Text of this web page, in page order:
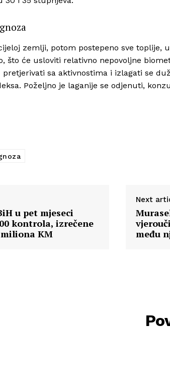
zemlji, potom postepeno sve toplije,
što će usloviti relativno nepovoljne
sa aktivnostima i izlagati se
Poželjno je laganije se odjenuti,
u pet mjeseci
kontrola, izrečene
KM
Next
među